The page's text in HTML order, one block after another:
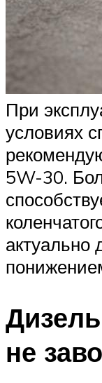
При
условиях
5W-30.
актуально
не